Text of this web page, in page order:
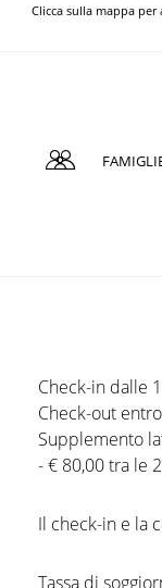
Clicca sulla mappa
Check-in dalle
Check-out
Supplemento
- € 80,00 tra le
Il check-in e la
Tassa di